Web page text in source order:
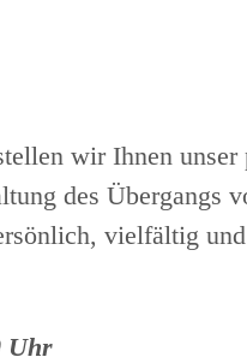
wir Ihnen unser
des Übergangs
vielfältig
Uhr